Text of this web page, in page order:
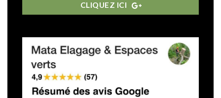
CLIQUEZ ICI